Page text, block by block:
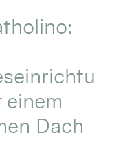
einem
Dach